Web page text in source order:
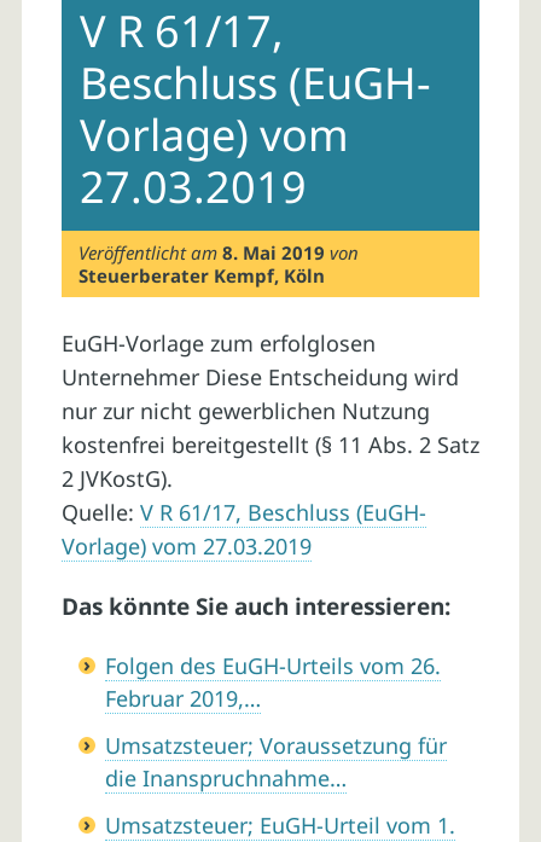
contentV R 61/17,
Beschluss (EuGH-
Vorlage) vom
27.03.2019
Veröffentlicht am8. Mai 2019 von
Steuerberater Kempf, Köln
EuGH-Vorlage zum erfolglosen
Unternehmer Diese Entscheidung wird
nur zur nicht gewerblichen Nutzung
kostenfrei bereitgestellt (§ 11 Abs. 2 Satz
2 JVKostG).
Quelle: V R 61/17, Beschluss (EuGH-
Vorlage) vom 27.03.2019
Das könnte Sie auch interessieren:
Folgen des EuGH-Urteils vom 26.
Februar 2019,…
Umsatzsteuer; Voraussetzung für
die Inanspruchnahme…
Umsatzsteuer; EuGH-Urteil vom 1.